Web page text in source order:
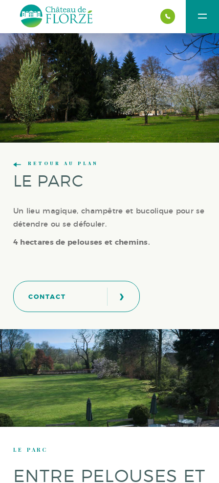
RETOUR AU PLAN
LE PARC
Un lieu magique, champêtre et bucolique pour se
détendre ou se défouler.
4 hectares de pelouses et chemins.
CONTACT ›
LE PARC
ENTRE PELOUSES ET